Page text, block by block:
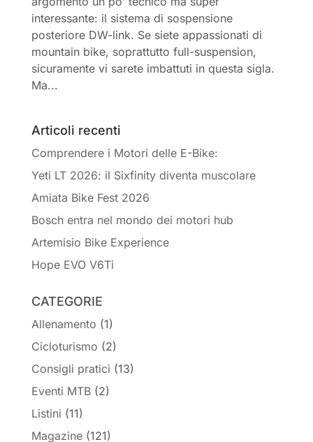
interessante: il sistema di sospensione
posteriore DW-link. Se siete appassionati di
mountain bike, soprattutto full-suspension,
sicuramente vi sarete imbattuti in questa sigla.
Ma...
Articoli recenti
Comprendere i Motori delle E-Bike:
Yeti LT 2026: il Sixfinity diventa muscolare
Amiata Bike Fest 2026
Bosch entra nel mondo dei motori hub
Artemisio Bike Experience
Hope EVO V6Ti
CATEGORIE
Allenamento (1)
Cicloturismo (2)
Consigli pratici (13)
Eventi MTB(2)
Listini (11)
Magazine(121)